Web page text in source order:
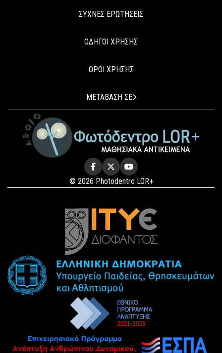
ΣΥΧΝΕΣ ΕΡΩΤΗΣΕΙΣ
ΟΔΗΓΟΙ ΧΡΗΣΗΣ
ΟΡΟΙ ΧΡΗΣΗΣ
ΜΕΤΑΒΑΣΗ ΣΕ
© 2026 Photodentro LOR+